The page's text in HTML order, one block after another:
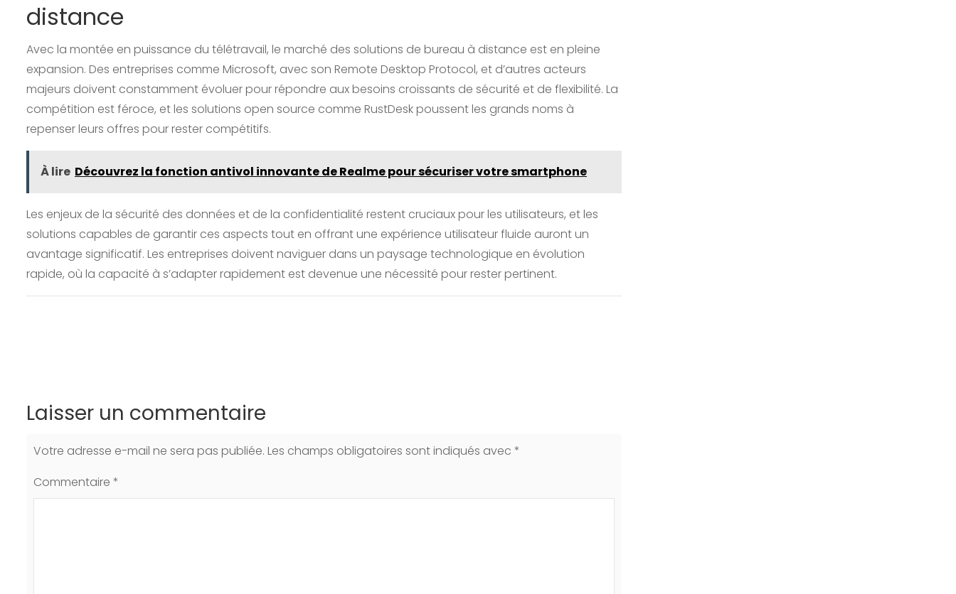
distance
Avec la montée en puissance du télétravail, le marché des solutions de bureau à distance est en pleine
expansion. Des entreprises comme Microsoft, avec son Remote Desktop Protocol, et d’autres acteurs
majeurs doivent constamment évoluer pour répondre aux besoins croissants de sécurité et de flexibilité. La
compétition est féroce, et les solutions open source comme RustDesk poussent les grands noms à
repenser leurs offres pour rester compétitifs.
À lire Découvrez la fonction antivol innovante de Realme pour sécuriser votre smartphone
Les enjeux de la sécurité des données et de la confidentialité restent cruciaux pour les utilisateurs, et les
solutions capables de garantir ces aspects tout en offrant une expérience utilisateur fluide auront un
avantage significatif. Les entreprises doivent naviguer dans un paysage technologique en évolution
rapide, où la capacité à s’adapter rapidement est devenue une nécessité pour rester pertinent.
Laisser un commentaire
Votre adresse e-mail ne sera pas publiée. Les champs obligatoires sont indiqués avec *
Commentaire *